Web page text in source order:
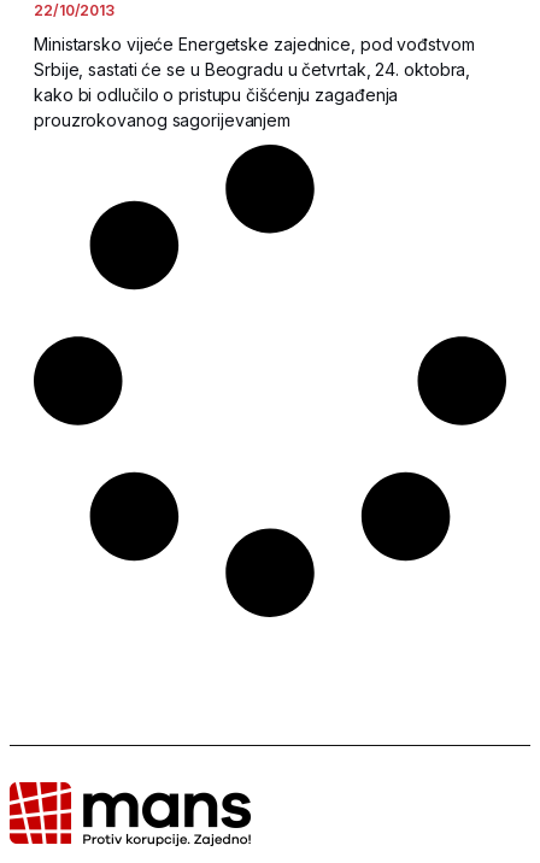
22/10/2013
Ministarsko vijeće Energetske zajednice, pod vođstvom
Srbije, sastati će se u Beogradu u četvrtak, 24. oktobra,
kako bi odlučilo o pristupu čišćenju zagađenja
prouzrokovanog sagorijevanjem